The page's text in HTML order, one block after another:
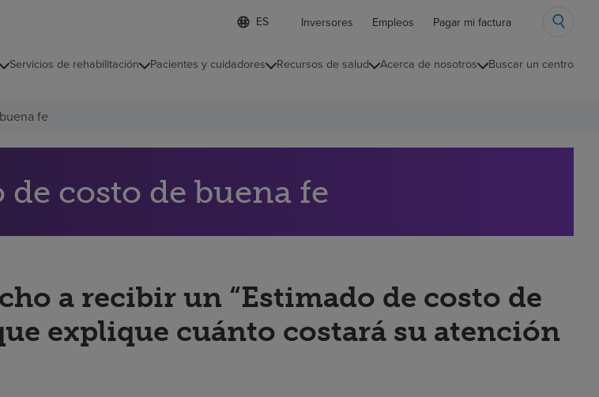
Lista
de
contraída
d
o
e
i
a
Inversores Empleos Pagar mi factura
Servicios de rehabilitación Pacientes y cuidadores Recursos de salud Acerca de nosotros Buscar un centro
fe
de costo de buena fe
a recibir un “Estimado de costo de
explique cuánto costará su atención